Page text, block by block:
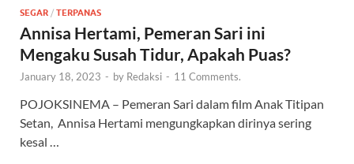
SEGAR / TERPANAS
Annisa Hertami, Pemeran Sari ini
Mengaku Susah Tidur, Apakah Puas?
January 18, 2023 - by Redaksi - 11 Comments.
POJOKSINEMA – Pemeran Sari dalam film Anak Titipan
Setan, Annisa Hertami mengungkapkan dirinya sering
kesal …